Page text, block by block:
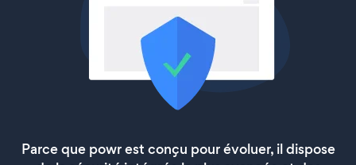
Parce que powr est conçu pour évoluer, il dispose